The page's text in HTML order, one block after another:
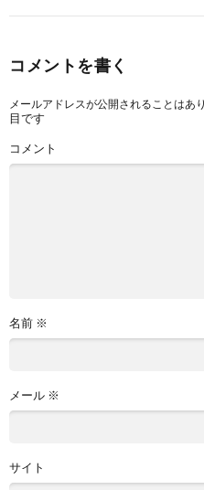
コメントを書く
メールアドレスが公開されることはあ
目です
コメント
名前 ※
メール ※
サイト